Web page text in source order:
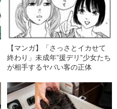
【マンガ】「さっさとイカせて
終わり」未成年”援デリ”少女たち
が相手するヤバい客の正体